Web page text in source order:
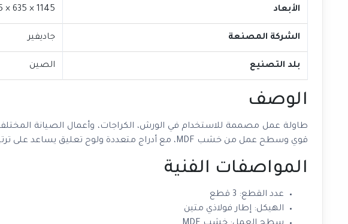
الأبعاد 1145 × 635 × 1585 مم
الشركة المصنعة جاديفير
بلد التصنيع الصين
الوصف
طاولة عمل مصممة للاستخدام في الورش، الكراجات، وأعمال الصيانة
قوي وسطح عمل من خشب MDF، مع أدراج متعددة ولوح تعليق يساعد على ترتيب الأدوات والوصول إليها بسهولة أثناء العمل.
المواصفات الفنية
عدد القطع: 3 قطع
الهيكل: إطار فولاذي متين